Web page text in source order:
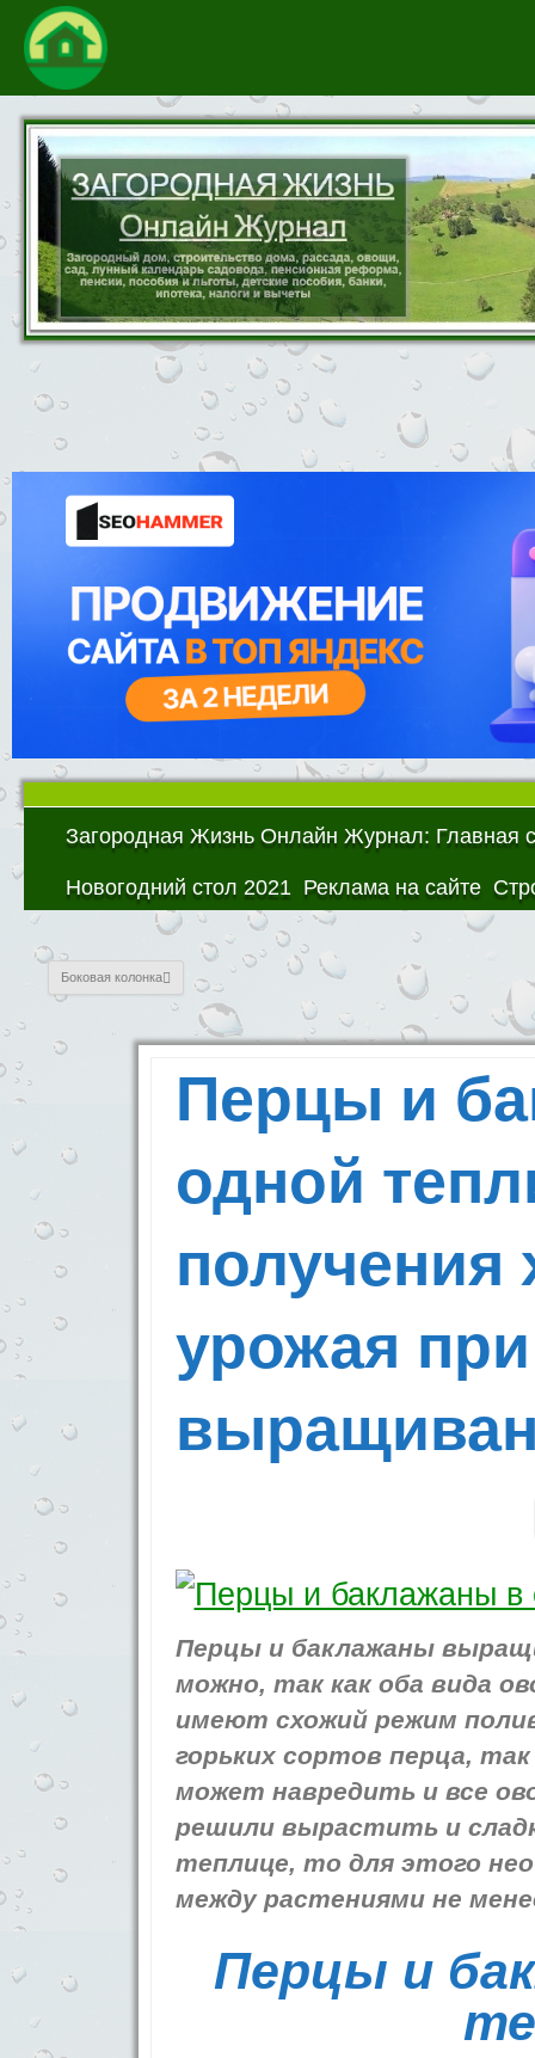
Загородная Жизнь Онлайн Журнал: Главная
Новогодний стол 2021 Реклама на сайте
Боковая колонка
Перцы и
одной
получения
урожая
Перцы и баклажаны
можно, так как оба вида
имеют схожий режим
горьких сортов перца,
может навредить и все
решили вырастить и
теплице, то для этого
между растениями не
Перцы и